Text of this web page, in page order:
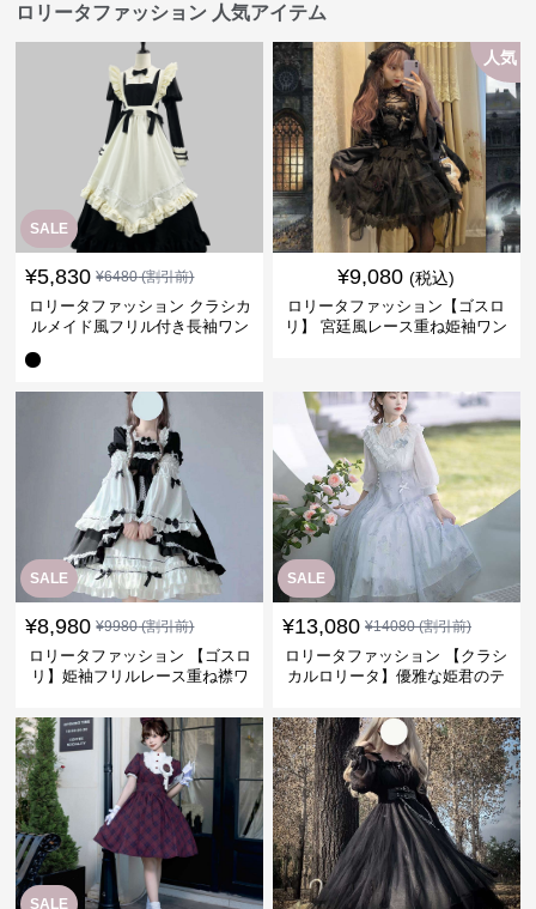
ロリータファッション 人気アイテム
SALE
¥5,830 ¥6480(割引前)
ロリータファッション クラシカ
ルメイド風フリル付き長袖ワン
人気
¥9,080 (税込)
ロリータファッション【ゴスロ
リ】 宮廷風レース重ね姫袖ワン
SALE
¥8,980 ¥9980(割引前)
ロリータファッション 【ゴスロ
リ】姫袖フリルレース重ね襟ワ
SALE
¥13,080 ¥14080(割引前)
ロリータファッション 【クラシ
カルロリータ】優雅な姫君のテ
SALE